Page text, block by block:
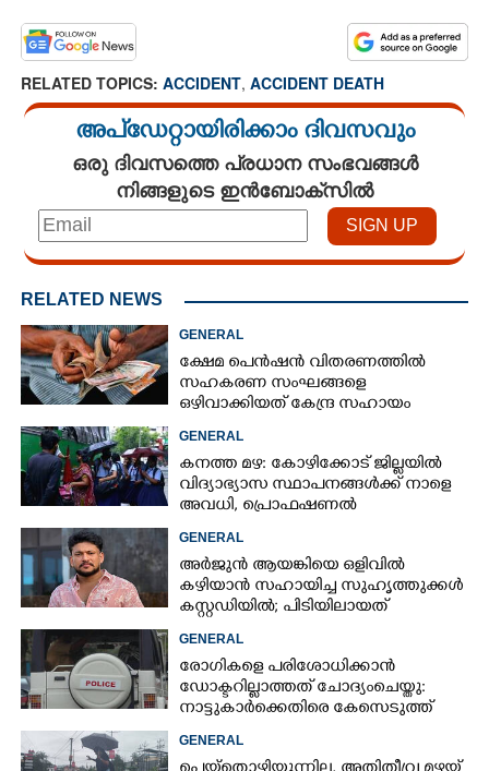
RELATED TOPICS: ACCIDENT, ACCIDENT DEATH
അപ്ഡേറ്റായിരിക്കാം ദിവസവും
ഒരു ദിവസത്തെ പ്രധാന സംഭവങ്ങൾ
നിങ്ങളുടെ ഇൻബോക്സിൽ
RELATED NEWS
GENERAL
ക്ഷേമ പെൻഷൻ വിതരണത്തിൽ
സഹകരണ സംഘങ്ങളെ
ഒഴിവാക്കിയത് കേന്ദ്ര സഹായം
വിശദീകരണവുമായി സർക്കാ‌ർ
GENERAL
കനത്ത മഴ: കോഴിക്കോട് ജില്ലയിൽ
വിദ്യാഭ്യാസ സ്ഥാപനങ്ങൾക്ക് നാളെ
അവധി,​ പ്രൊഫഷണൽ
GENERAL
അർജുൻ ആയങ്കിയെ ഒളിവിൽ
കഴിയാൻ സഹായിച്ച സുഹൃത്തുക്കൾ
കസ്റ്റഡിയിൽ; പിടിയിലായത്
GENERAL
രോഗികളെ പരിശോധിക്കാൻ
ഡോക്ടറില്ലാത്തത് ചോദ്യംചെയ്തു:
നാട്ടുകാർക്കെതിരെ കേസെടുത്ത്
GENERAL